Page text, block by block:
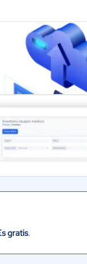
gratis.